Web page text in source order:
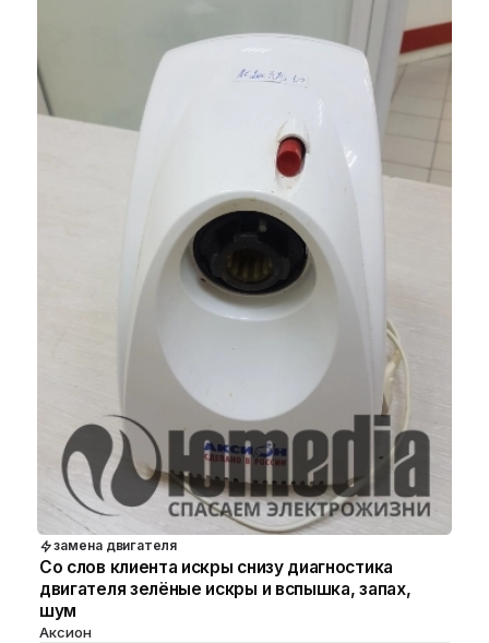
замена двигателя
Со слов клиента искры снизу диагностика
двигателя зелёные искры и вспышка, запах,
шум
Аксион